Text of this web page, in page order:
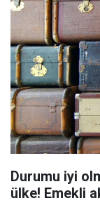
Durumu iyi
ülke! Emekli